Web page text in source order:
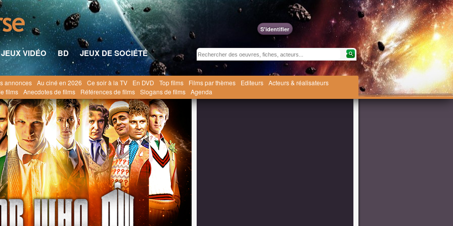
S'identifier
JEUX VIDÉO BD
JEUX DE SOCIÉTÉ
annonces Au ciné en 2026 Ce soir à la TV En DVD Top films Films par thèmes Editeurs Acteurs & réalisateurs
films Anecdotes de films Références de films Slogans de films Agenda
RVG#23 : Seul avec les livres du Doctor Who